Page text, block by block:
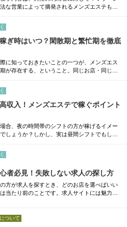
な営業によって摘発されるメンズエステも一
りません。とはいえ、これからメンズエステ
いる方の中には、業務内容の詳細や安全性に
いでしょう。そこで今回は、メンズエステの
で働くための方法につ...
ぎ時はいつ？閑散期と繁忙期を徹底
に知っておきたいことの一つが、メンズエス
が存在する、ということ。同じお店・同じ働
活かせば収入が伸びますし、閑散期を理解し
「なんでこんなに暇なんだろう」と不安にな
この記事では、年間を通したメンズエステの
りやすくまとめました...
収入！メンズエステで稼ぐポイント
合、夜の時間帯のシフトの方が稼げるイメー
しょうか？しかし、実は昼間シフトでもしっ
間でメンズエステで稼ぐ女性も増えてきてい
稼げるセラピストになるためには、時間の使
エステの働き方の3つ...
者必見！失敗しない求人の探し方
方が求人を探すとき、どのお店を選べばいい
当たり前のことです。求人サイトには魅力的
は、初心者でも失敗しないメンズエステ求人
ついて